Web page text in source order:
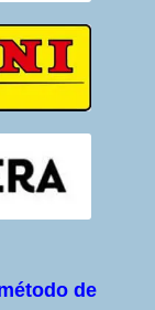
de